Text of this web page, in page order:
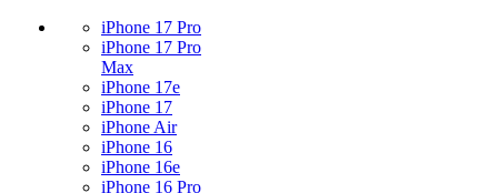
iPhone 17 Pro
iPhone 17 Pro
Max
iPhone 17e
iPhone 17
iPhone Air
iPhone 16
iPhone 16e
iPhone 16 Pro